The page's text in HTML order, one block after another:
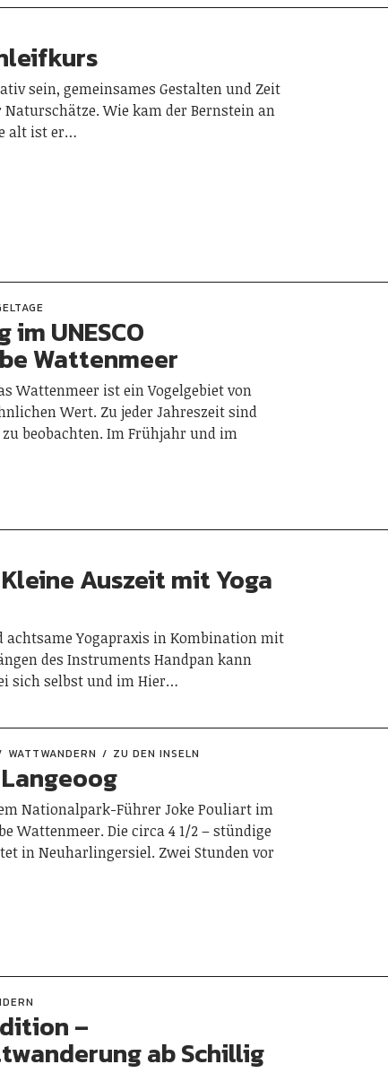
sein, gemeinsames Gestalten und Zeit
Wie kam der Bernstein an
alt ist er…
UNESCO
Wattenmeer
Wattenmeer ist ein Vogelgebiet von
Wert. Zu jeder Jahreszeit sind
beobachten. Im Frühjahr und im
Auszeit mit Yoga
achtsame Yogapraxis in Kombination mit
des Instruments Handpan kann
sich selbst und im Hier…
WATTWANDERN ZU DEN INSELN
Nationalpark-Führer Joke Pouliart im
Wattenmeer. Die circa 4 1/2 – stündige
in Neuharlingersiel. Zwei Stunden vor
–
ab Schillig